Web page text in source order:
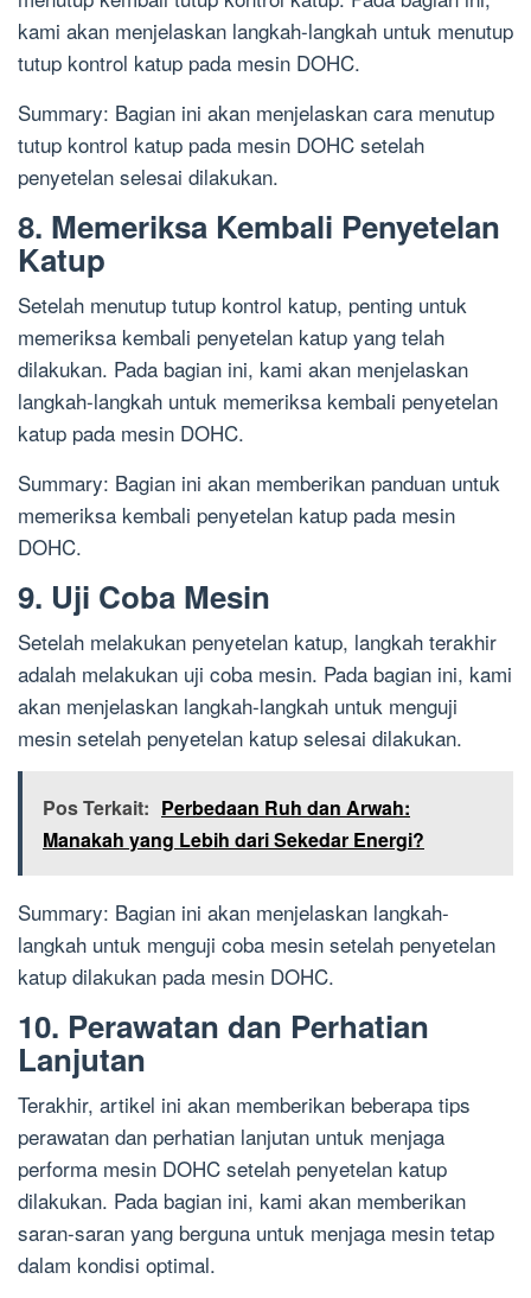
kami akan menjelaskan langkah-langkah untuk menutup
tutup kontrol katup pada mesin DOHC.
Summary: Bagian ini akan menjelaskan cara menutup
tutup kontrol katup pada mesin DOHC setelah
penyetelan selesai dilakukan.
8. Memeriksa Kembali Penyetelan
Katup
Setelah menutup tutup kontrol katup, penting untuk
memeriksa kembali penyetelan katup yang telah
dilakukan. Pada bagian ini, kami akan menjelaskan
langkah-langkah untuk memeriksa kembali penyetelan
katup pada mesin DOHC.
Summary: Bagian ini akan memberikan panduan untuk
memeriksa kembali penyetelan katup pada mesin
DOHC.
9. Uji Coba Mesin
Setelah melakukan penyetelan katup, langkah terakhir
adalah melakukan uji coba mesin. Pada bagian ini, kami
akan menjelaskan langkah-langkah untuk menguji
mesin setelah penyetelan katup selesai dilakukan.
Pos Terkait: Perbedaan Ruh dan Arwah:
Manakah yang Lebih dari Sekedar Energi?
Summary: Bagian ini akan menjelaskan langkah-
langkah untuk menguji coba mesin setelah penyetelan
katup dilakukan pada mesin DOHC.
10. Perawatan dan Perhatian
Lanjutan
Terakhir, artikel ini akan memberikan beberapa tips
perawatan dan perhatian lanjutan untuk menjaga
performa mesin DOHC setelah penyetelan katup
dilakukan. Pada bagian ini, kami akan memberikan
saran-saran yang berguna untuk menjaga mesin tetap
dalam kondisi optimal.